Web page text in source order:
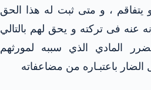
يتفاقم ، و متى ثبت له هذا الحق
عنه فى تركته و يحق لهم بالتالي
المادي الذي سببه لمورثهم
الضار باعتبـاره من مضاعفاته